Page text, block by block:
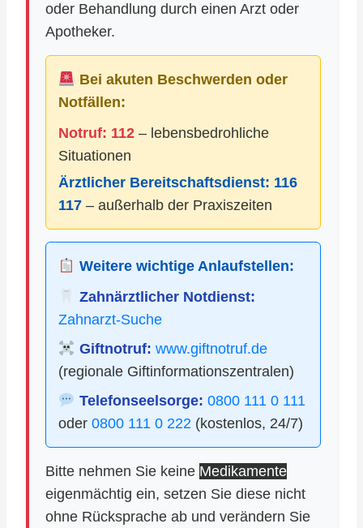
oder Behandlung durch einen Arzt oder
Apotheker.
Bei akuten Beschwerden oder
Notfällen:
Notruf: 112 – lebensbedrohliche
Situationen
Ärztlicher Bereitschaftsdienst: 116
117 – außerhalb der Praxiszeiten
Weitere wichtige Anlaufstellen:
Zahnärztlicher Notdienst:
Zahnarzt-Suche
Giftnotruf: www.giftnotruf.de
(regionale Giftinformationszentralen)
Telefonseelsorge: 0800 111 0 111
oder 0800 111 0 222 (kostenlos, 24/7)
Bitte nehmen Sie keine Medikamente
eigenmächtig ein, setzen Sie diese nicht
ohne Rücksprache ab und verändern Sie